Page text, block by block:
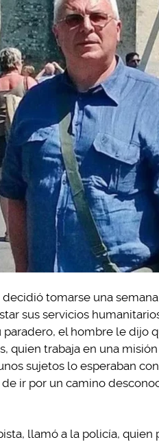
tomarse una
sus servicios
el hombre le dijo
quien trabaja en una
sujetos lo esperaban
ir por un camino
llamó a la policía,